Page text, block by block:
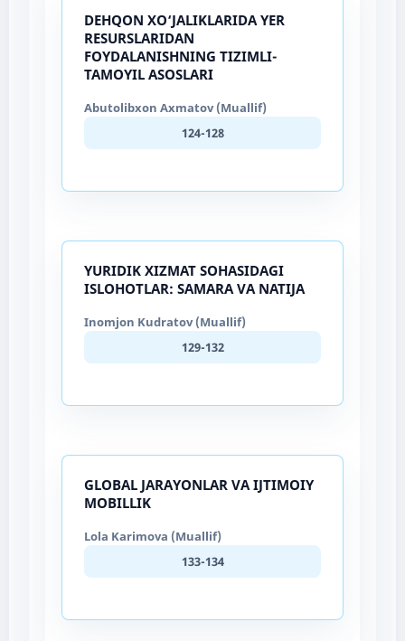
DEHQON XO‘JALIKLARIDA YER
RESURSLARIDAN
FOYDALANISHNING TIZIMLI-
TAMOYIL ASOSLARI
Abutolibxon Axmatov (Muallif)
124-128
YURIDIK XIZMAT SOHASIDAGI
ISLOHOTLAR: SAMARA VA NATIJA
Inomjon Kudratov (Muallif)
129-132
GLOBAL JARAYONLAR VA IJTIMOIY
MOBILLIK
Lola Karimova (Muallif)
133-134